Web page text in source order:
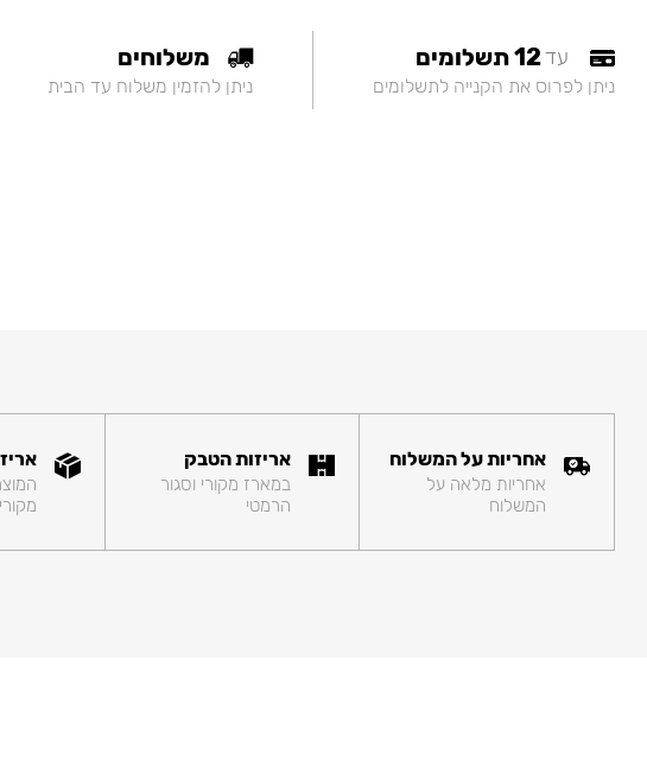
עד12 תשלומים
ניתן לפרוס את הקנייה לתשלומים
משלוחים
ניתן להזמין משלוח עד הבית
אחריות על המשלוח
אחריות מלאה על
המשלוח
אריזות הטבק
במארז מקורי וסגור
הרמטי